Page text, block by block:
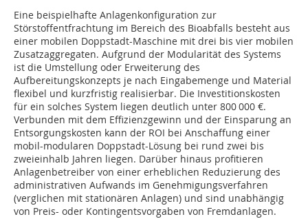
Eine beispielhafte Anlagenkonfiguration zur
Störstoffentfrachtung im Bereich des Bioabfalls besteht aus
einer mobilen Doppstadt-Maschine mit drei bis vier mobilen
Zusatzaggregaten. Aufgrund der Modularität des Systems
ist die Umstellung oder Erweiterung des
Aufbereitungskonzepts je nach Eingabemenge und Material
flexibel und kurzfristig realisierbar. Die Investitionskosten
für ein solches System liegen deutlich unter 800 000 €.
Verbunden mit dem Effizienzgewinn und der Einsparung an
Entsorgungskosten kann der ROI bei Anschaffung einer
mobil-modularen Doppstadt-Lösung bei rund zwei bis
zweieinhalb Jahren liegen. Darüber hinaus profitieren
Anlagenbetreiber von einer erheblichen Reduzierung des
administrativen Aufwands im Genehmigungsverfahren
(verglichen mit stationären Anlagen) und sind unabhängig
von Preis- oder Kontingentsvorgaben von Fremdanlagen.